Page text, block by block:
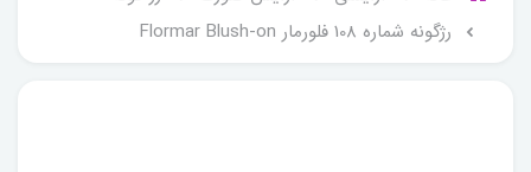
رژگونه شماره 108 فلورمار Flormar Blush-on